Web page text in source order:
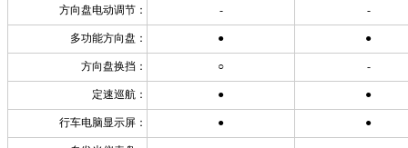
方向盘电动调节： - -
多功能方向盘： ● ●
方向盘换挡： ○ -
定速巡航： ● ●
行车电脑显示屏： ● ●